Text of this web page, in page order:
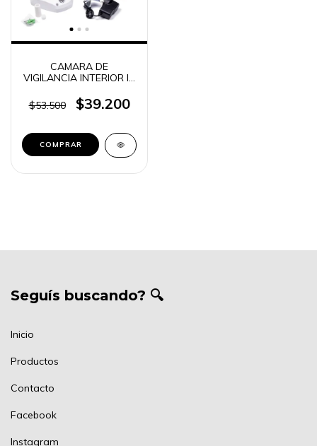
CAMARA DE
VIGILANCIA INTERIOR IP
SUONO VR-360
$53.500 $39.200
Seguís buscando? 🔍
Inicio
Productos
Contacto
Facebook
Instagram